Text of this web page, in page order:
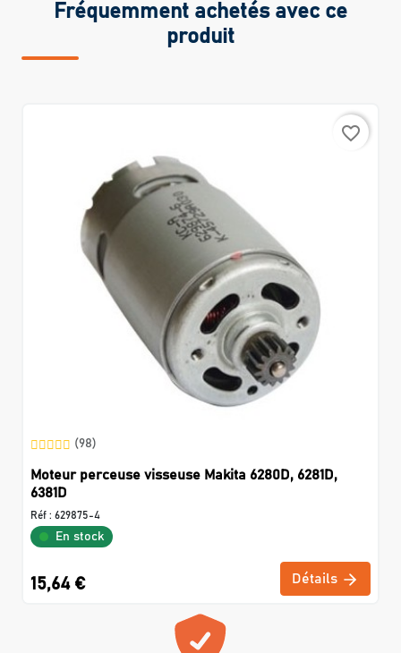
Fréquemment achetés avec ce
produit
favorite_border
(98)
Moteur perceuse visseuse Makita 6280D, 6281D,
6381D
Réf : 629875-4
En stock
15,64 € Détails